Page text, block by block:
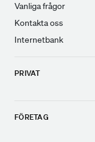
Vanliga frågor
Kontakta oss
Internetbank
PRIVAT
FÖRETAG